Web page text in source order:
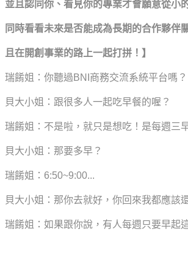
並且認同你、看見你的專業才會願意從小
同時看看未來是否能成為長期的合作夥伴
且在開創事業的路上一起打拼！】
瑞餚姐：你聽過BNI商務交流系統平台嗎？
貝大小姐：跟很多人一起吃早餐的喔？
瑞餚姐：不是啦，就只是想吃！是每週三
貝大小姐：那要多早？
瑞餚姐：6:50~9:00...
貝大小姐：那你去就好，你回來我都應該
瑞餚姐：如果跟你說，有人每週只要早起